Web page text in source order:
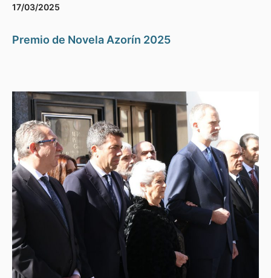
17/03/2025
Premio de Novela Azorín 2025